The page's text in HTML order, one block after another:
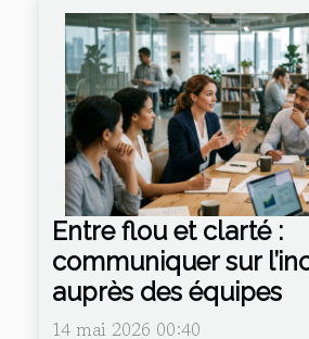
Entre flou et clarté :
communiquer sur
auprès des équipes
14 mai 2026 00:40